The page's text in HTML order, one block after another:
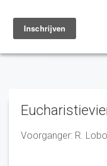
Toggle
navigation
Voorganger: R. Lobo